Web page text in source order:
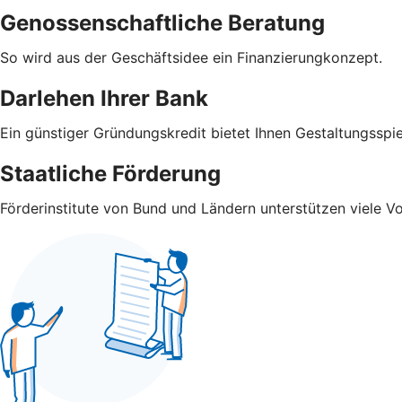
Genossenschaftliche Beratung
So wird aus der Geschäftsidee ein Finanzierungkonzept.
Darlehen Ihrer Bank
Ein günstiger Gründungskredit bietet Ihnen
Staatliche Förderung
Förderinstitute von Bund und Ländern unterstützen viele